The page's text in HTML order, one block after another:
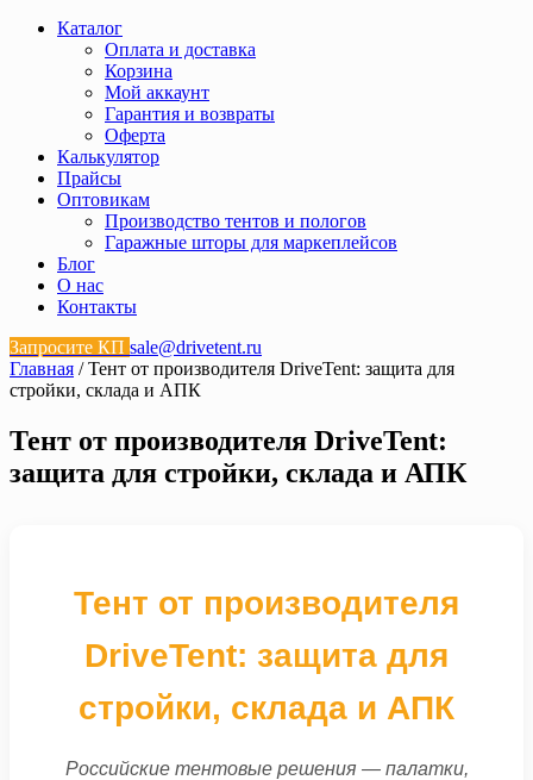
Каталог
Оплата и доставка
Корзина
Мой аккаунт
Гарантия и возвраты
Оферта
Калькулятор
Прайсы
Оптовикам
Производство тентов и пологов
Гаражные шторы для маркеплейсов
Блог
О нас
Контакты
Запросите КП sale@drivetent.ru
Главная / Тент от производителя DriveTent: защита для
стройки, склада и АПК
Тент от производителя DriveTent:
защита для стройки, склада и АПК
Тент от производителя
DriveTent: защита для
стройки, склада и АПК
Российские тентовые решения — палатки,